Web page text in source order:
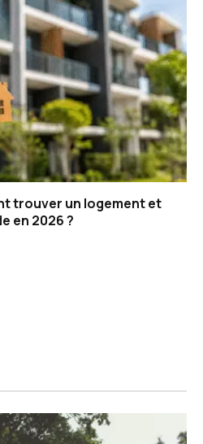
trouver un logement et
en 2026 ?